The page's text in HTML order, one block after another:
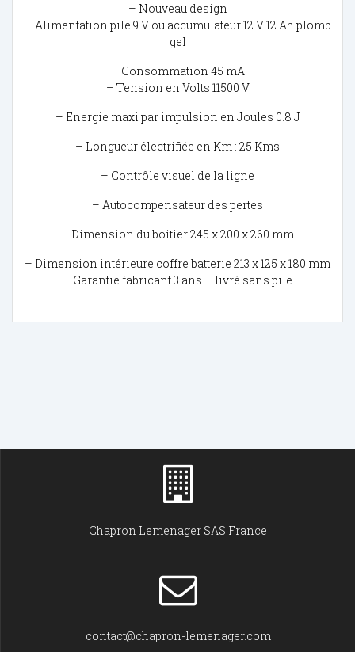
– Nouveau design
– Alimentation pile 9 V ou accumulateur 12 V 12 Ah plomb
gel
– Consommation 45 mA
– Tension en Volts 11500 V
– Energie maxi par impulsion en Joules 0.8 J
– Longueur électrifiée en Km : 25 Kms
– Contrôle visuel de la ligne
– Autocompensateur des pertes
– Dimension du boitier 245 x 200 x 260 mm
– Dimension intérieure coffre batterie 213 x 125 x 180 mm
– Garantie fabricant 3 ans – livré sans pile
Chapron Lemenager SAS France
contact@chapron-lemenager.com